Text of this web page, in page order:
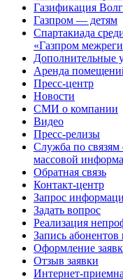
Газификация
Газпром — детям
Спартакиада
«Газпром
Дополнительные
Аренда
Пресс-центр
Новости
СМИ о компании
Видео
Пресс-релизы
Служба по связям
массовой
Обратная связь
Контакт-центр
Запрос
Задать вопрос
Реализация
Запись
Оформление
Отзыв заявки
Интернет-